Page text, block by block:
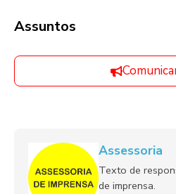
Assuntos
Assessoria
Texto de
de imprensa.